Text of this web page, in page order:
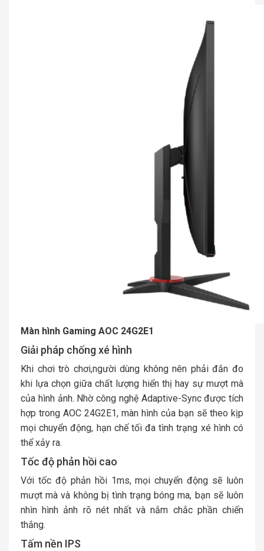
Màn hình Gaming AOC 24G2E1
Giải pháp chống xé hình
Khi chơi trò chơi,người dùng không nên phải đắn đo
khi lựa chọn giữa chất lượng hiển thị hay sự mượt mà
của hình ảnh. Nhờ công nghệ Adaptive-Sync được tích
hợp trong AOC 24G2E1, màn hình của bạn sẽ theo kịp
mọi chuyển động, hạn chế tối đa tình trạng xé hình có
thể xảy ra.
Tốc độ phản hồi cao
Với tốc độ phản hồi 1ms, mọi chuyển động sẽ luôn
mượt mà và không bị tình trạng bóng ma, bạn sẽ luôn
nhìn hình ảnh rõ nét nhất và nắm chắc phần chiến
thắng.
Tấm nền IPS